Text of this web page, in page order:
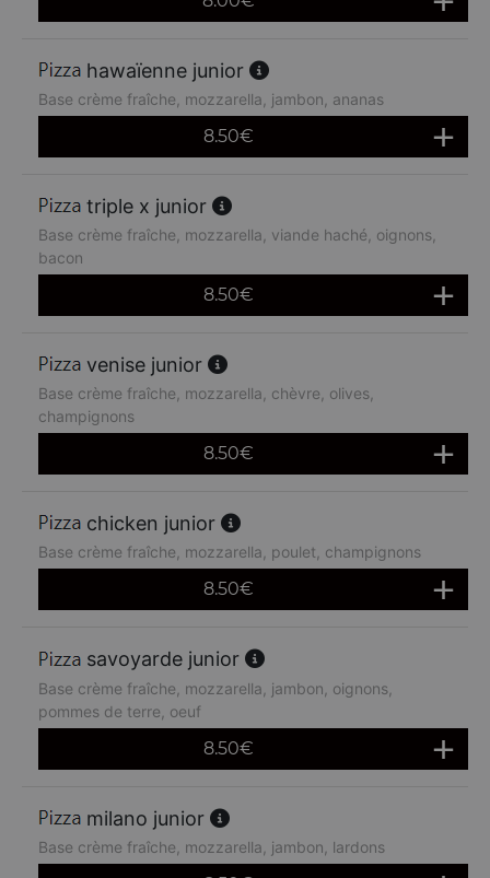
hawaïenne junior
Base crème fraîche, mozzarella, jambon, ananas
8.50€
triple x junior
Base crème fraîche, mozzarella, viande haché, oignons,
bacon
8.50€
venise junior
Base crème fraîche, mozzarella, chèvre, olives,
champignons
8.50€
chicken junior
Base crème fraîche, mozzarella, poulet, champignons
8.50€
savoyarde junior
Base crème fraîche, mozzarella, jambon, oignons,
pommes de terre, oeuf
8.50€
milano junior
Base crème fraîche, mozzarella, jambon, lardons